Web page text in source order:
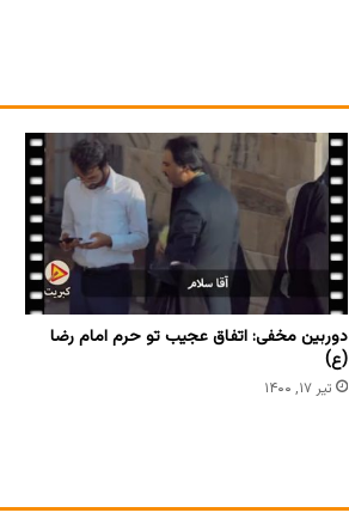
دوربین مخفی: اتفاق عجیب تو حرم امام رضا
(ع)
تیر ۱۷, ۱۴۰۰